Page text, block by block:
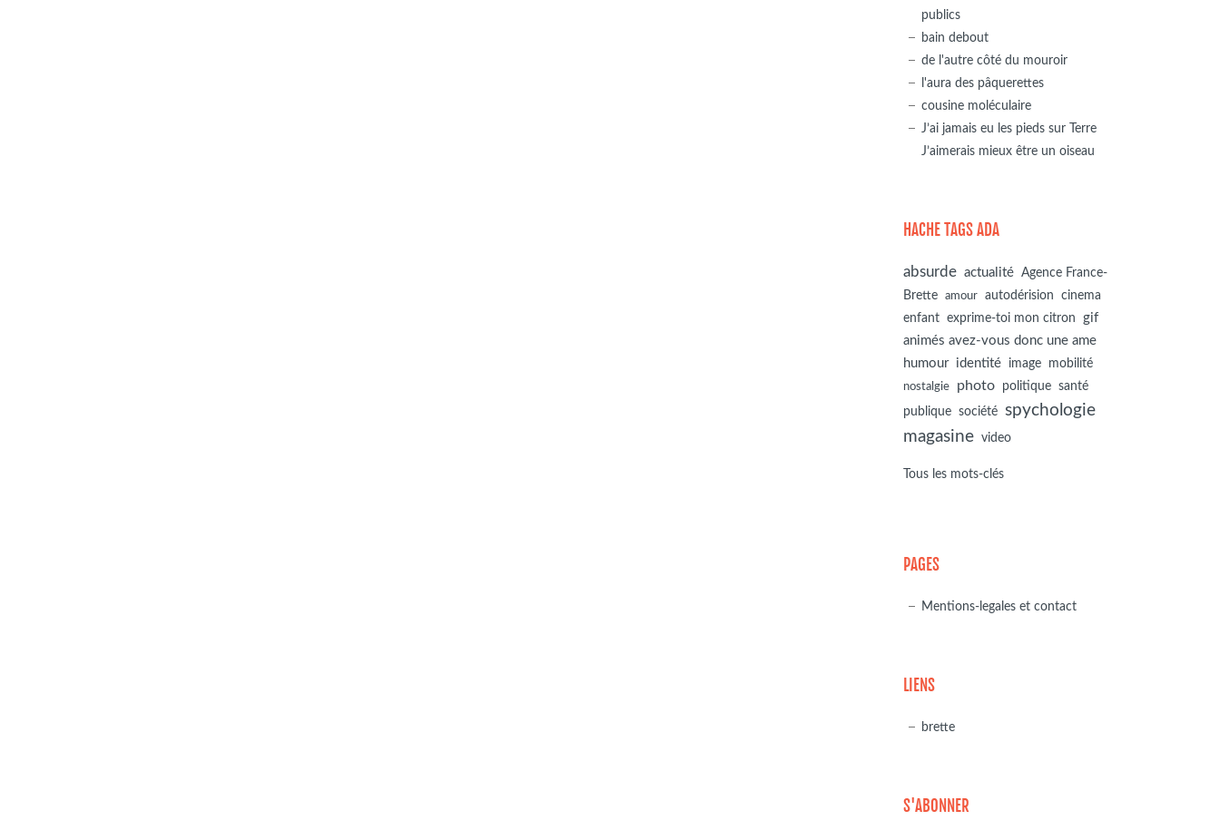
publics
bain debout
de l'autre côté du mouroir
l'aura des pâquerettes
cousine moléculaire
J’ai jamais eu les pieds sur Terre
J’aimerais mieux être un oiseau
HACHE TAGS ADA
absurde actualité Agence France-
Brette
amour autodérision
cinema
enfant exprime-toi mon citron
gif
animés avez-vous donc une ame
humour identité image mobilité
nostalgie photo politique santé
publique société spychologie
magasine video
Tous les mots-clés
PAGES
Mentions-legales et contact
LIENS
brette
S'ABONNER